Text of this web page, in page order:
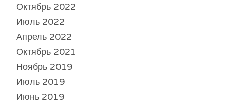
Октябрь 2022
Июль 2022
Апрель 2022
Октябрь 2021
Ноябрь 2019
Июль 2019
Июнь 2019